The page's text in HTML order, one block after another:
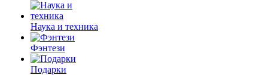
Наука и техника
Фэнтези
Подарки